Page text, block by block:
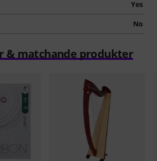
Yes
No
& matchande produkter